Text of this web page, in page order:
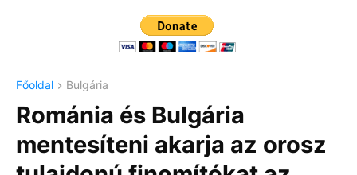
Főoldal Bulgária
Románia és Bulgária
mentesíteni akarja az orosz